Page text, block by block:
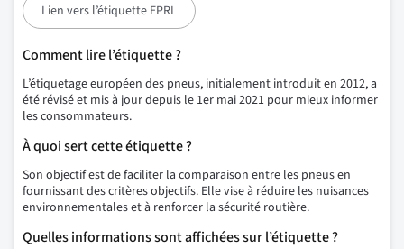
Lien vers l’étiquette EPRL
Comment lire l’étiquette ?
L’étiquetage européen des pneus, initialement introduit en 2012, a
été révisé et mis à jour depuis le 1er mai 2021 pour mieux informer
les consommateurs.
À quoi sert cette étiquette ?
Son objectif est de faciliter la comparaison entre les pneus en
fournissant des critères objectifs. Elle vise à réduire les nuisances
environnementales et à renforcer la sécurité routière.
Quelles informations sont affichées sur l’étiquette ?